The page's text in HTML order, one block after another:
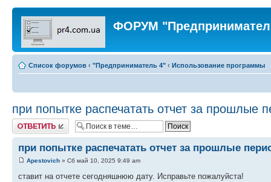
ФОРУМ
Список форумов ‹ "Предприниматель 4" ‹ Использование программы
при попытке распечатать отчет за прошлые
Ответить
при попытке распечатать отчет за прошлые
Apestovich » Сб май 10, 2025 9:49 am
ставит на отчете сегодняшнюю дату. Исправьте пожалуйста!